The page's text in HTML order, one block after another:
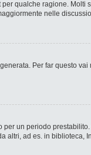
qualche ragione.
nelle
Per far questo
un periodo
ad es. in